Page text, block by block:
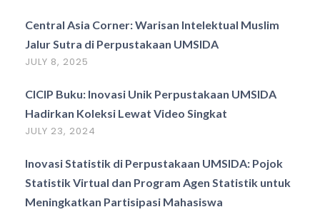
Central Asia Corner: Warisan Intelektual Muslim
Jalur Sutra di Perpustakaan UMSIDA
JULY 8, 2025
CICIP Buku: Inovasi Unik Perpustakaan UMSIDA
Hadirkan Koleksi Lewat Video Singkat
JULY 23, 2024
Inovasi Statistik di Perpustakaan UMSIDA: Pojok
Statistik Virtual dan Program Agen Statistik untuk
Meningkatkan Partisipasi Mahasiswa